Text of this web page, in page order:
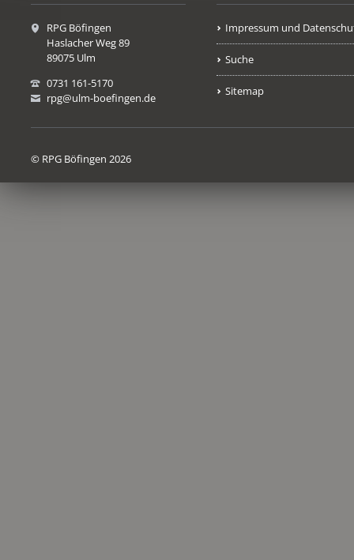
RPG Böfingen
Haslacher Weg 89
89075 Ulm
0731 161-5170
rpg@ulm-boefingen.de
Impressum und
Suche
Sitemap
© RPG Böfingen 2026